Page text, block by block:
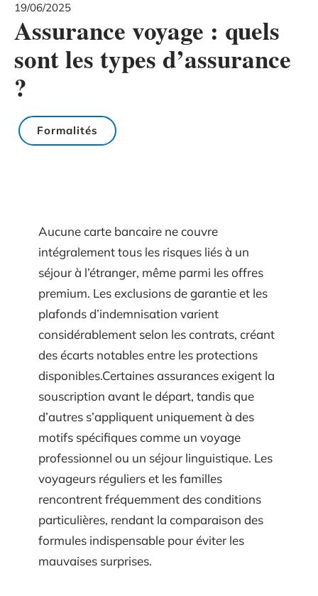
19/06/2025
Assurance voyage : quels
sont les types d’assurance
?
Formalités
Aucune carte bancaire ne couvre
intégralement tous les risques liés à un
séjour à l’étranger, même parmi les offres
premium. Les exclusions de garantie et les
plafonds d’indemnisation varient
considérablement selon les contrats, créant
des écarts notables entre les protections
disponibles.Certaines assurances exigent la
souscription avant le départ, tandis que
d’autres s’appliquent uniquement à des
motifs spécifiques comme un voyage
professionnel ou un séjour linguistique. Les
voyageurs réguliers et les familles
rencontrent fréquemment des conditions
particulières, rendant la comparaison des
formules indispensable pour éviter les
mauvaises surprises.